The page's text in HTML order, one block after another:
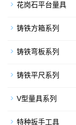
花岗石平台量具
铸铁方箱系列
铸铁弯板系列
铸铁平尺系列
V型量具系列
特种扳手工具